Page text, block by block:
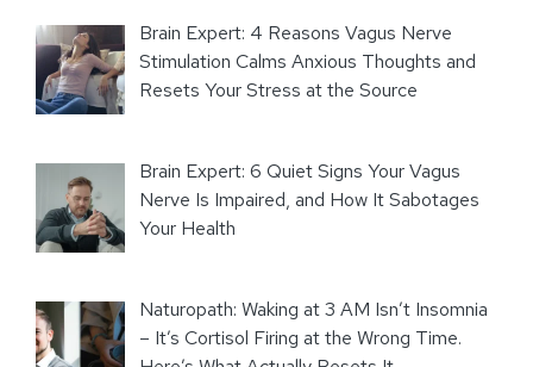
Brain Expert: 4 Reasons Vagus Nerve
Stimulation Calms Anxious Thoughts and
Resets Your Stress at the Source
Brain Expert: 6 Quiet Signs Your Vagus
Nerve Is Impaired, and How It Sabotages
Your Health
Naturopath: Waking at 3 AM Isn’t Insomnia
– It’s Cortisol Firing at the Wrong Time.